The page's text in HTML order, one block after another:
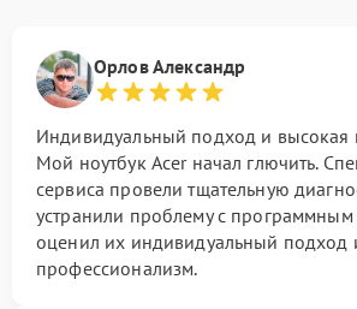
Орлов Александр
Индивидуальный подход и высокая
Мой ноутбук Acer начал глючить.
сервиса провели тщательную
устранили проблему с
оценил их индивидуальный подход
профессионализм.